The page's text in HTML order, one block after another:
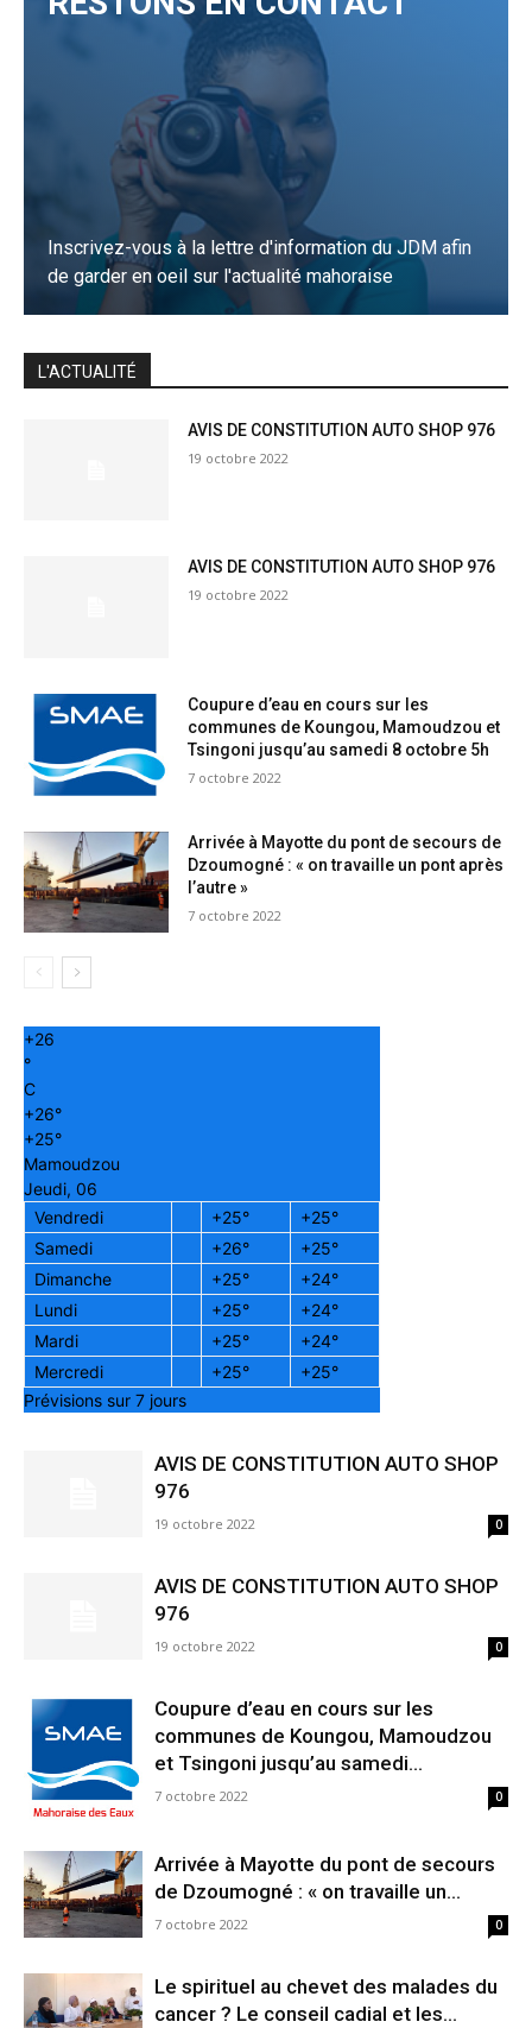
Inscrivez-vous à la lettre d'information du JDM afin
de garder en oeil sur l'actualité mahoraise
JE M'INSCRIS
L'ACTUALITÉ
AVIS DE CONSTITUTION AUTO SHOP 976
19 octobre 2022
AVIS DE CONSTITUTION AUTO SHOP 976
19 octobre 2022
Coupure d’eau en cours sur les
communes de Koungou, Mamoudzou et
Tsingoni jusqu’au samedi 8 octobre 5h
7 octobre 2022
Arrivée à Mayotte du pont de secours de
Dzoumogné : « on travaille un pont après
l’autre »
7 octobre 2022
+26
°
C
+26°
+25°
Mamoudzou
Jeudi, 06
Vendredi
+25° +25°
Samedi
+26° +25°
Dimanche
+25° +24°
Lundi
+25° +24°
Mardi
+25° +24°
Mercredi
+25° +25°
Prévisions sur 7 jours
AVIS DE CONSTITUTION AUTO SHOP
976
19 octobre 2022 0
AVIS DE CONSTITUTION AUTO SHOP
976
19 octobre 2022 0
Coupure d’eau en cours sur les
communes de Koungou, Mamoudzou
et Tsingoni jusqu’au samedi...
7 octobre 2022 0
Arrivée à Mayotte du pont de secours
de Dzoumogné : « on travaille un...
7 octobre 2022 0
Le spirituel au chevet des malades du
cancer ? Le conseil cadial et les...